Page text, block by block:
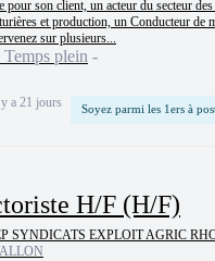
pour son client, un acteur du secteur
et production, un Conducteur de
sur plusieurs...
plein
a 21 jours Soyez parmi les 1ers à
H/F (H/F)
SYNDICATS EXPLOIT AGRIC